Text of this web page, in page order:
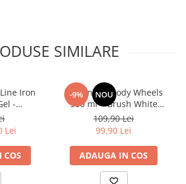
SIMILARE
Iron
-
Tip
pentru
Lei
-9% NOU
Deturner Bloody Wheels
500 ml + Brush White
21mm - Set Curatare Jante
si Zone Dificile
109,90 Lei
99,90 Lei
ADAUGA IN COS